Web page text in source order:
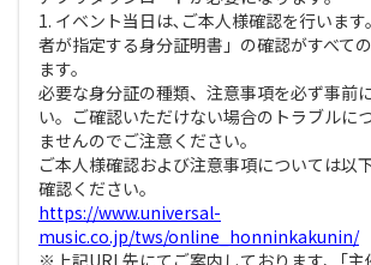
1. イベント当日は､ご本人様確認を行いま
者が指定する身分証明書」の確認がすべて
ます。
必要な身分証の種類、注意事項を必ず事前
い。ご確認いただけない場合のトラブルに
ませんのでご注意ください｡
ご本人様確認および注意事項については以
確認ください｡
https://www.universal-
music.co.jp/tws/online_honninkakunin/
※上記URL先にてご案内しております、｢主